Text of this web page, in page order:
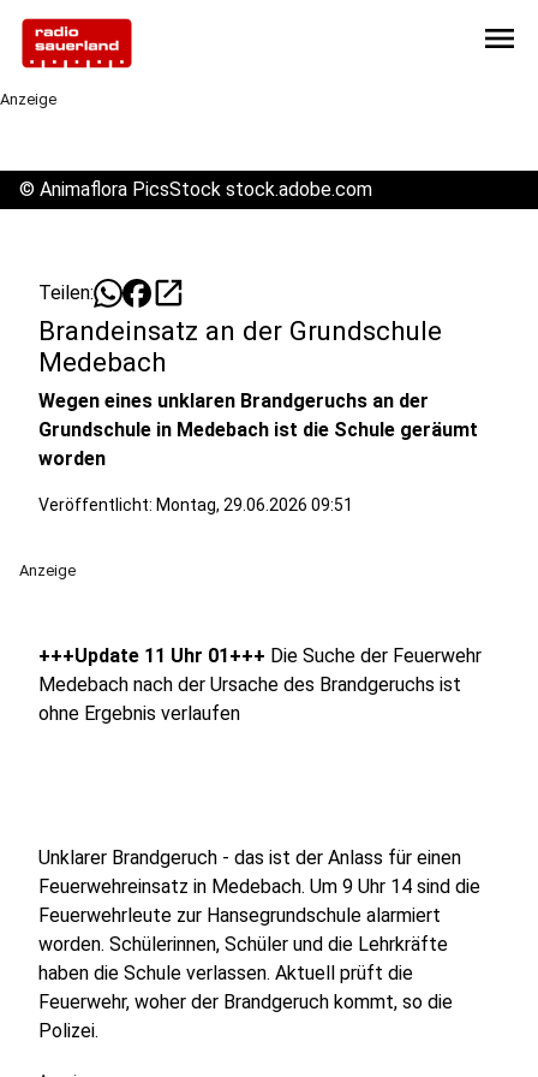
menu
Anzeige
© Animaflora PicsStock stock.adobe.com
Teilen: open_in_new
Brandeinsatz an der Grundschule
Medebach
Wegen eines unklaren Brandgeruchs an der
Grundschule in Medebach ist die Schule geräumt
worden
Veröffentlicht: Montag, 29.06.2026 09:51
Anzeige
+++Update 11 Uhr 01+++ Die Suche der Feuerwehr
Medebach nach der Ursache des Brandgeruchs ist
ohne Ergebnis verlaufen
Unklarer Brandgeruch - das ist der Anlass für einen
Feuerwehreinsatz in Medebach. Um 9 Uhr 14 sind die
Feuerwehrleute zur Hansegrundschule alarmiert
worden. Schülerinnen, Schüler und die Lehrkräfte
haben die Schule verlassen. Aktuell prüft die
Feuerwehr, woher der Brandgeruch kommt, so die
Polizei.